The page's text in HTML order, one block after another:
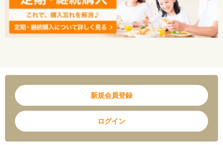
新規会員登録
ログイン